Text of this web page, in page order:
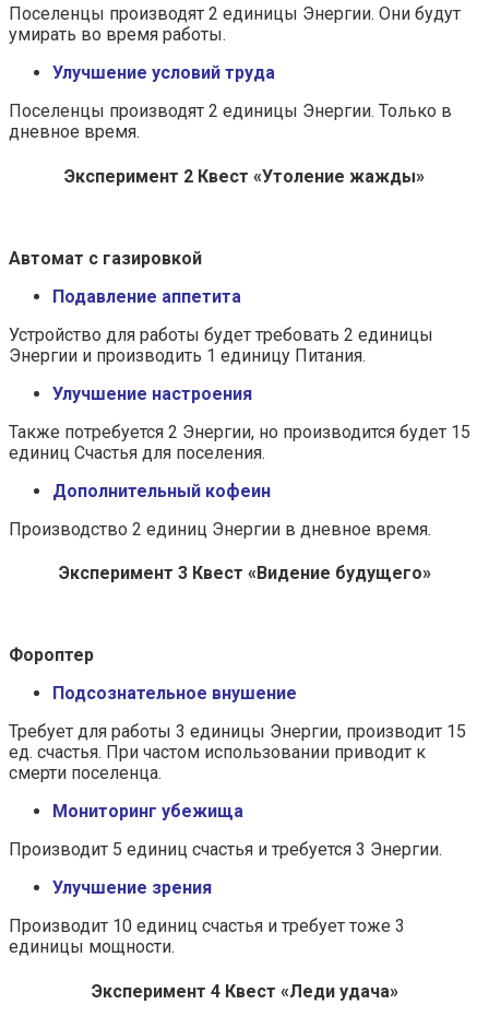
Поселенцы производят 2 единицы Энергии. Они будут
умирать во время работы.
Улучшение условий труда
Поселенцы производят 2 единицы Энергии. Только в
дневное время.
Эксперимент 2 Квест «Утоление жажды»
Автомат с газировкой
Подавление аппетита
Устройство для работы будет требовать 2 единицы
Энергии и производить 1 единицу Питания.
Улучшение настроения
Также потребуется 2 Энергии, но производится будет 15
единиц Счастья для поселения.
Дополнительный кофеин
Производство 2 единиц Энергии в дневное время.
Эксперимент 3 Квест «Видение будущего»
Фороптер
Подсознательное внушение
Требует для работы 3 единицы Энергии, производит 15
ед. счастья. При частом использовании приводит к
смерти поселенца.
Мониторинг убежища
Производит 5 единиц счастья и требуется 3 Энергии.
Улучшение зрения
Производит 10 единиц счастья и требует тоже 3
единицы мощности.
Эксперимент 4 Квест «Леди удача»